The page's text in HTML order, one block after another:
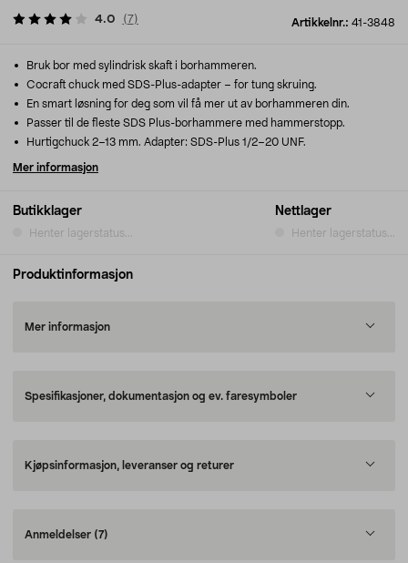
Artikkelnr.: 41-3848
4.0 (7)
Butikklager
Henter lagerstatus...
Nettlager
Henter lagerstatus...
Bruk bor med sylindrisk skaft i borhammeren.
Cocraft chuck med SDS-Plus-adapter – for tung skruing.
En smart løsning for deg som vil få mer ut av borhammeren din.
Passer til de fleste SDS Plus-borhammere med hammerstopp.
Hurtigchuck 2–13 mm. Adapter: SDS-Plus 1/2–20 UNF.
Mer informasjon
Produktinformasjon
Mer informasjon
Spesifikasjoner, dokumentasjon og ev. faresymboler
Kjøpsinformasjon, leveranser og returer
Anmeldelser (7)